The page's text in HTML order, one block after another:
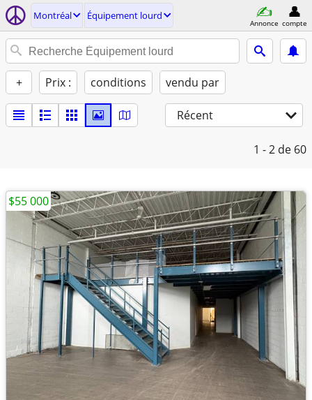
Montréal Équipement lourd
Annonce compte
+ Prix : conditions vendu par
Récent
1 - 2 de 60
$55 000